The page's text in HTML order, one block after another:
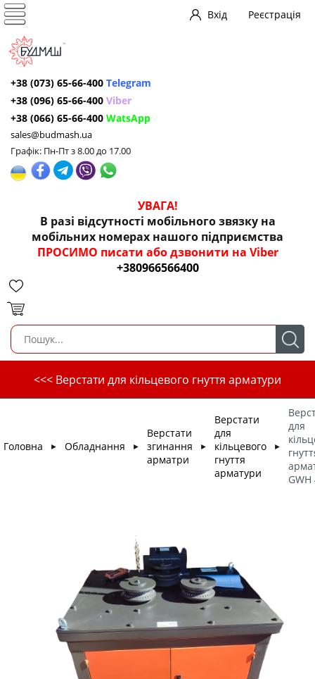
Вхід Реєстрація
+38 (073) 65-66-400 Telegram
+38 (096) 65-66-400 Viber
+38 (066) 65-66-400 WatsApp
sales@budmash.ua
Графік: Пн-Пт з 8.00 до 17.00
УВАГА!
В разі відсутності мобільного звязку на
мобільних номерах нашого підприємства
ПРОСИМО писати або дзвонити на Viber
+380966566400
<<< Верстати для кільцевого гнуття арматури
Головна ► Обладнання ►
Верстати
згинання
арматри
►
Верстати
для
кільцевого
гнуття
арматури
►
для
GWH